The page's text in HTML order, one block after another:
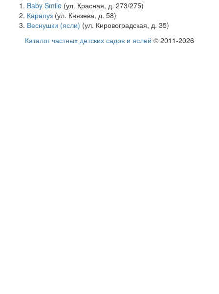
Baby Smile (ул. Красная, д. 273/275)
Карапуз (ул. Князева, д. 58)
Веснушки (ясли) (ул. Кировоградская, д. 35)
Каталог частных детских садов и яслей © 2011-2026